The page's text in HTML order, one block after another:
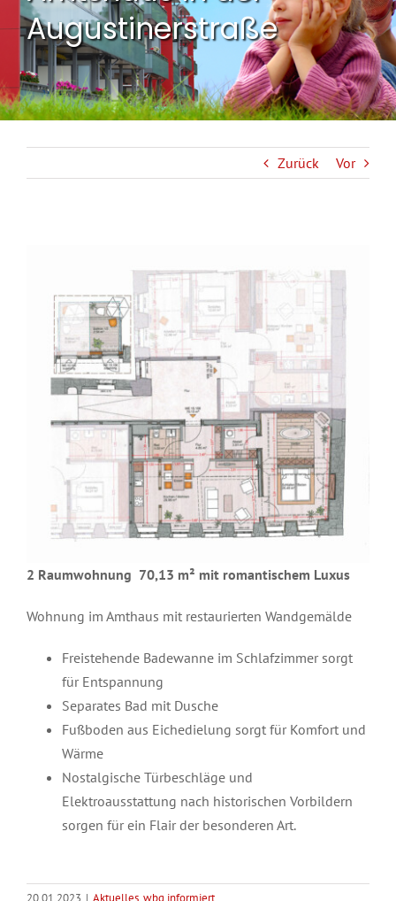
Augustinerstraße
Zurück Vor
2 Raumwohnung 70,13 m² mit romantischem Luxus
Wohnung im Amthaus mit restaurierten Wandgemälde
Freistehende Badewanne im Schlafzimmer sorgt
für Entspannung
Separates Bad mit Dusche
Fußboden aus Eichedielung sorgt für Komfort und
Wärme
Nostalgische Türbeschläge und
Elektroausstattung nach historischen Vorbildern
sorgen für ein Flair der besonderen Art.
20.01.2023 | Aktuelles,wbg informiert